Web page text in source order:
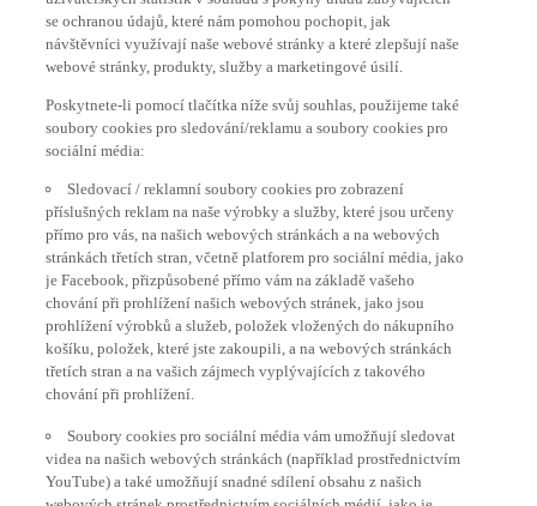
se ochranou údajů, které nám pomohou pochopit, jak
návštěvníci využívají naše webové stránky a které zlepšují naše
webové stránky, produkty, služby a marketingové úsilí.
Poskytnete-li pomocí tlačítka níže svůj souhlas, použijeme také
soubory cookies pro sledování/reklamu a soubory cookies pro
sociální média:
Sledovací / reklamní soubory cookies pro zobrazení
příslušných reklam na naše výrobky a služby, které jsou určeny
přímo pro vás, na našich webových stránkách a na webových
stránkách třetích stran, včetně platforem pro sociální média, jako
je Facebook, přizpůsobené přímo vám na základě vašeho
chování při prohlížení našich webových stránek, jako jsou
prohlížení výrobků a služeb, položek vložených do nákupního
košíku, položek, které jste zakoupili, a na webových stránkách
třetích stran a na vašich zájmech vyplývajících z takového
chování při prohlížení.
Soubory cookies pro sociální média vám umožňují sledovat
videa na našich webových stránkách (například prostřednictvím
YouTube) a také umožňují snadné sdílení obsahu z našich
webových stránek prostřednictvím sociálních médií, jako je